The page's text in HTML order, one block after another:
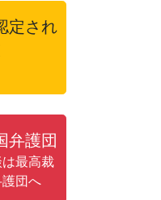
定され
弁護団
最高裁
団へ